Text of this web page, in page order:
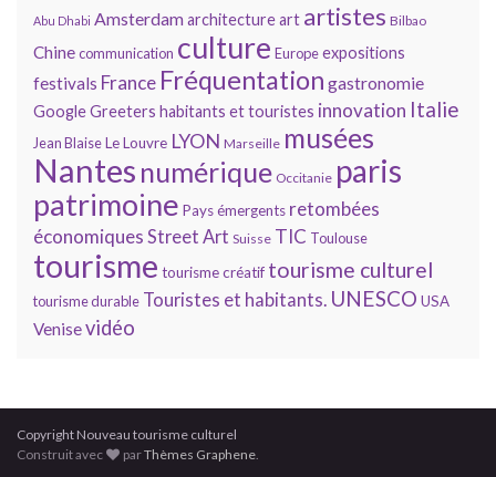
Abu Dhabi Amsterdamarchitectureart artistes Bilbao
Chinecommunication culture Europeexpositions
festivals France Fréquentation gastronomie
GoogleGreeters habitants et touristes innovation Italie
Jean BlaiseLe Louvre LYON Marseille musées
Nantes numérique Occitanie paris
patrimoine Pays émergents retombées
économiques Street Art Suisse TIC Toulouse
tourisme tourisme créatif tourisme culturel
tourisme durable Touristes et habitants. UNESCO USA
Venisevidéo
Copyright Nouveau tourisme culturel
Construit avec
parThèmes Graphene.